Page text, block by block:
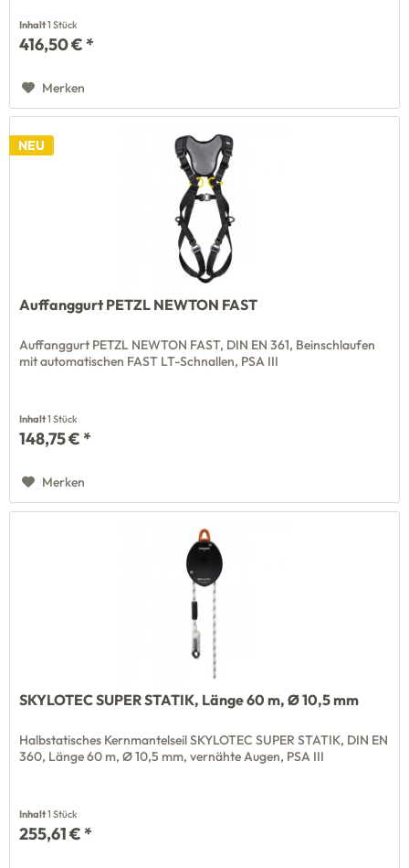
Inhalt1 Stück
416,50 € *
Merken
NEU
Auffanggurt PETZL NEWTON FAST
Auffanggurt PETZL NEWTON FAST, DIN EN 361, Beinschlaufen
mit automatischen FAST LT-Schnallen, PSA III
Inhalt1 Stück
148,75 € *
Merken
SKYLOTEC SUPER STATIK, Länge 60 m, Ø 10,5 mm
Halbstatisches Kernmantelseil SKYLOTEC SUPER STATIK, DIN EN
360, Länge 60 m, Ø 10,5 mm, vernähte Augen, PSA III
Inhalt1 Stück
255,61 € *